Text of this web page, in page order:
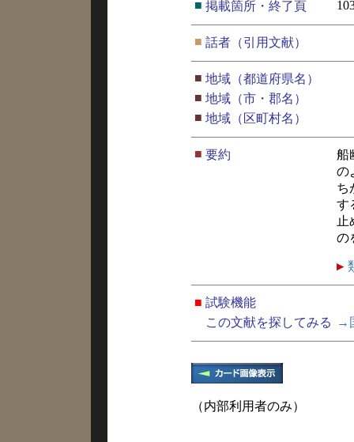
■ 掲載箇所・終了頁
■ 話者（引用文献）
■ 地域（都道府県名）
■ 地域（市・郡名）
■ 地域（区町村名）
■ 要約
船
の
ち
す
止
の
■ 試験機能
この文献を探してみる
→
（内部利用者のみ）